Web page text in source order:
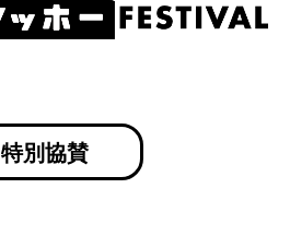
特別協賛